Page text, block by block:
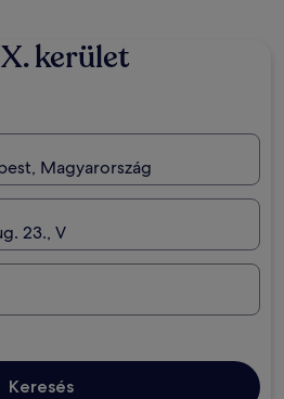
kerület
Magyarország
23., V
Keresés